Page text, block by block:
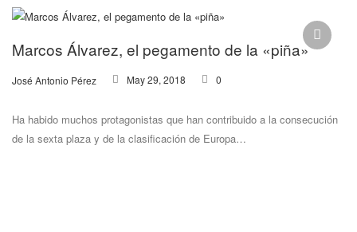
Marcos Álvarez, el pegamento de la «piña»
José Antonio Pérez May 29, 2018 0
Ha habido muchos protagonistas que han contribuido a la consecución
de la sexta plaza y de la clasificación de Europa…